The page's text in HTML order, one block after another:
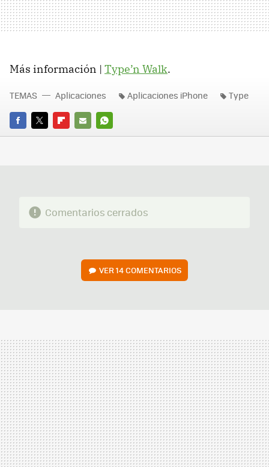
Más información | Type’n Walk.
FACEBOOK
TWITTERFLIPBOARD
E-
WHATSAPP
TEMAS Aplicaciones Aplicaciones iPhone Type
Comentarios cerrados
VER14 COMENTARIOS